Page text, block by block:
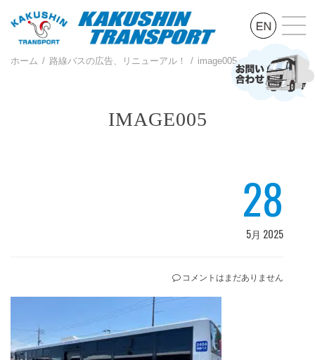
ホーム 路線バスの広告、リニューアル！ image005
IMAGE005
28
5月 2025
コメントはまだありません